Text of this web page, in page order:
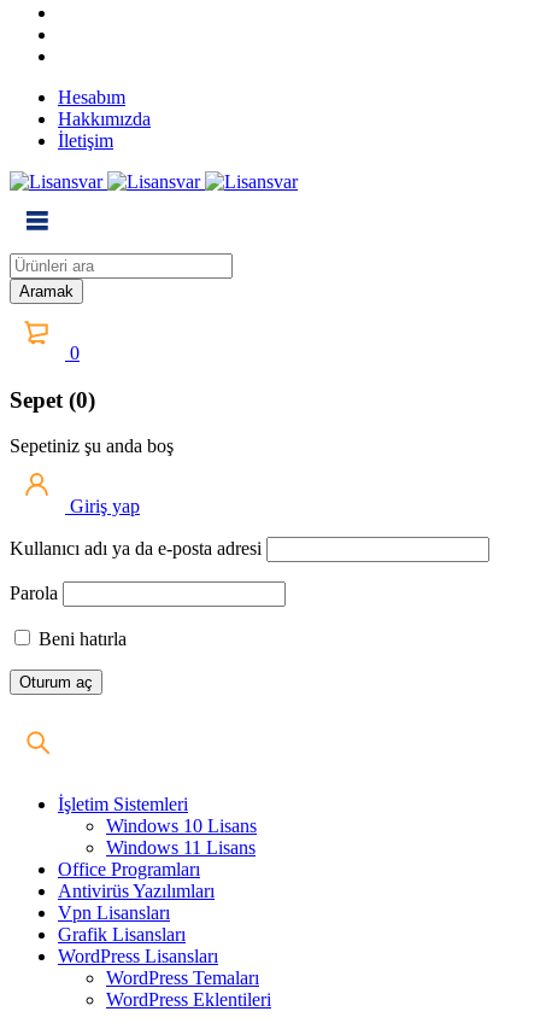
Hesabım
Hakkımızda
İletişim
0
Sepet (0)
Sepetiniz şu anda boş
Giriş yap
Kullanıcı adı ya da e-posta adresi
Parola
Beni hatırla
İşletim Sistemleri
Windows 10 Lisans
Windows 11 Lisans
Office Programları
Antivirüs Yazılımları
Vpn Lisansları
Grafik Lisansları
WordPress Lisansları
WordPress Temaları
WordPress Eklentileri